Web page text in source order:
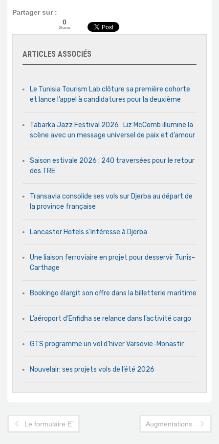
Partager sur :
0
Shares
ARTICLES ASSOCIÉS
Le Tunisia Tourism Lab clôture sa première cohorte
et lance l’appel à candidatures pour la deuxième
Tabarka Jazz Festival 2026 : Liz McComb illumine la
scène avec un message universel de paix et d’amour
Saison estivale 2026 : 240 traversées pour le retour
des TRE
Transavia consolide ses vols sur Djerba au départ de
la province française
Lancaster Hotels s’intéresse à Djerba
Une liaison ferroviaire en projet pour desservir Tunis-
Carthage
Bookingo élargit son offre dans la billetterie maritime
L’aéroport d’Enfidha se relance dans l’activité cargo
GTS programme un vol d’hiver Varsovie-Monastir
Nouvelair: ses projets vols de l’été 2026
Le formulaire E7MI, une contrainte de moins pour entrer en
Augmentations